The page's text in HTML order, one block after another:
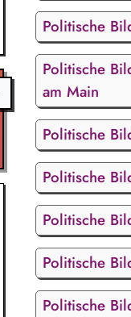
Politische
Politische
am Main
Politische
Politische
Politische
Politische
Politische